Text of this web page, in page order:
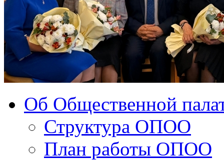
Об Общественной
Структура ОПОО
План работы ОПОО